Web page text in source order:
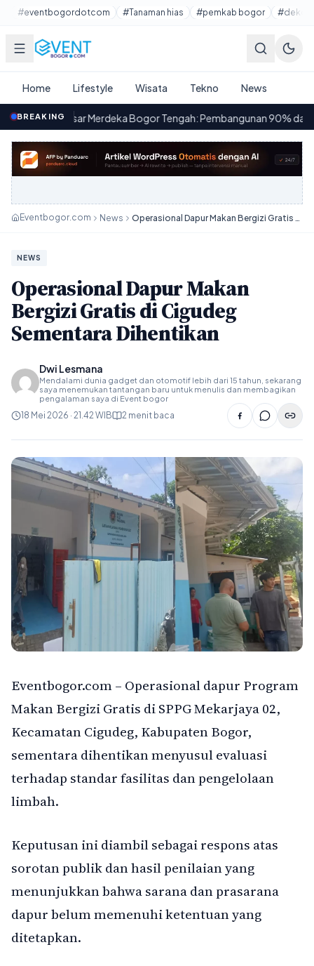
Lewati ke konten utama
#eventbogordotcom #Tanaman hias #pemkab bogor
Home Lifestyle Wisata Tekno News
BREAKING
Pasar Merdeka Bogor Tengah: Pembangunan 90% dan Rencana
Eventbogor.com News Operasional Dapur Makan Bergizi Gratis di Cigudeg Sementara Dihentikan
NEWS
Operasional Dapur Makan
Bergizi Gratis di Cigudeg
Sementara Dihentikan
Dwi Lesmana
Mendalami dunia gadget dan otomotif lebih dari 15 tahun, sekarang
saya menemukan tantangan baru untuk menulis dan membagikan
pengalaman saya di Event bogor
18 Mei 2026 · 21.42 WIB 2 menit baca
Eventbogor.com – Operasional dapur Program
Makan Bergizi Gratis di SPPG Mekarjaya 02,
Kecamatan Cigudeg, Kabupaten Bogor,
sementara dihentikan menyusul evaluasi
terhadap standar fasilitas dan pengelolaan
limbah.
Keputusan ini diambil sebagai respons atas
sorotan publik dan hasil penilaian yang
menunjukkan bahwa sarana dan prasarana
dapur belum memenuhi ketentuan yang
ditetapkan.